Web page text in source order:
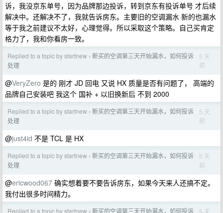
诉，我没京东单号，因为品牌那边投诉，转到京东有投诉单号 才后续
解决中。还解决不了，我就告诉房东。主要旧的空调漏水 新的也漏水
等于我之前建议不太好，心理觉得。所以采取这个策略。自己买肯定
格力了，我和你看房一致。
Replied to a topic by startnew › 新买的空调第三天开始漏水，如何投诉
处理
5 天
前
@VeryZero 是的 刚才 JD 回电 又说 HX 质量是否有问题了， 高端的
品牌自己安装吧 我这个 国补 + 以旧换新后 不到 2000
Replied to a topic by startnew › 新买的空调第三天开始漏水，如何投诉
处理
5 天
前
@just4id 不是 TCL 是 HX
Replied to a topic by startnew › 新买的空调第三天开始漏水，如何投诉
处理
5 天
前
@ericwood067 确实想着要不要告诉房东，如果今天来人还搞不定。
我付出很多时间精力。
Replied to a topic by startnew › 新买的空调第三天开始漏水，如何投诉 5 天